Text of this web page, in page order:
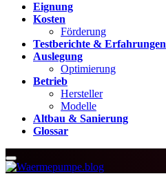
Eignung
Kosten
Förderung
Testberichte & Erfahrungen
Auslegung
Optimierung
Betrieb
Hersteller
Modelle
Altbau & Sanierung
Glossar